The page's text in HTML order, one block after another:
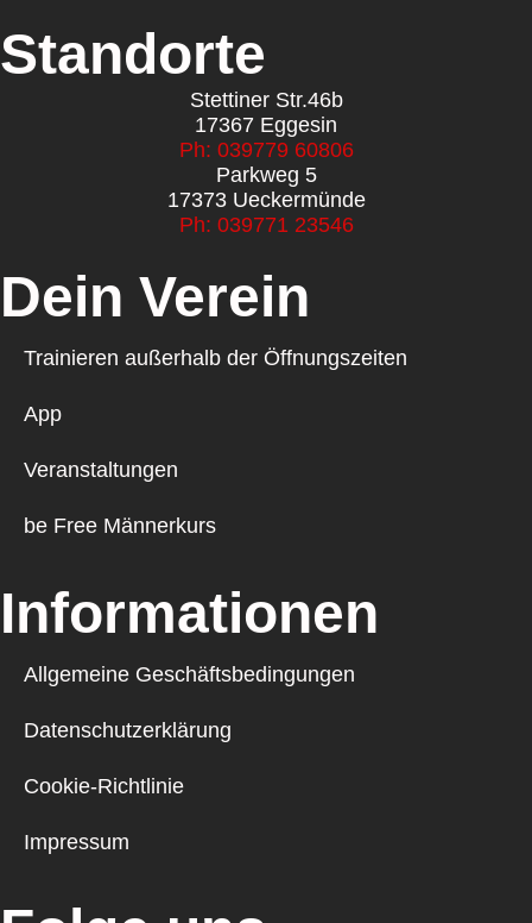
Standorte
Stettiner Str.46b
17367 Eggesin
Ph: 039779 60806
Parkweg 5
17373 Ueckermünde
Ph: 039771 23546
Dein Verein
Trainieren außerhalb der Öffnungszeiten
App
Veranstaltungen
be Free Männerkurs
Informationen
Allgemeine Geschäftsbedingungen
Datenschutzerklärung
Cookie-Richtlinie
Impressum